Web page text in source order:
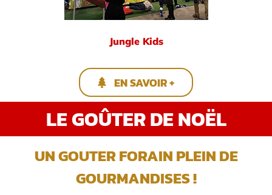
Jungle Kids
EN SAVOIR +
LE GOÛTER DE NOËL
UN GOUTER FORAIN PLEIN DE
GOURMANDISES !